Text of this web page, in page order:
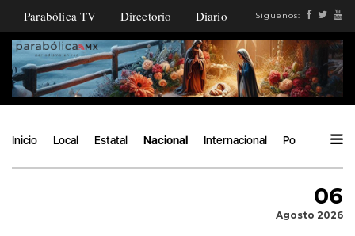
Parabólica TV Directorio Diario Síguenos:
Inicio Local Estatal Nacional Internacional Política
06
Agosto 2026